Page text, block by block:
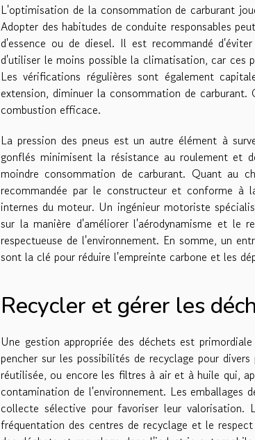
L'optimisation de la consommation de carburant
Adopter des habitudes de conduite responsables
d'essence ou de diesel. Il est recommandé
d'utiliser le moins possible la climatisation, car ces
Les vérifications régulières sont également
extension, diminuer la consommation de
combustion efficace.
La pression des pneus est un autre élément à
gonflés minimisent la résistance au roulement et
moindre consommation de carburant. Quant au
recommandée par le constructeur et conforme à
internes du moteur. Un ingénieur motoriste
sur la manière d'améliorer l'aérodynamisme et le
respectueuse de l'environnement. En somme, un
sont la clé pour réduire l'empreinte carbone et les
Recycler et gérer les
Une gestion appropriée des déchets est
pencher sur les possibilités de recyclage pour
réutilisée, ou encore les filtres à air et à huile qui,
contamination de l'environnement. Les emballages
collecte sélective pour favoriser leur
fréquentation des centres de recyclage et le